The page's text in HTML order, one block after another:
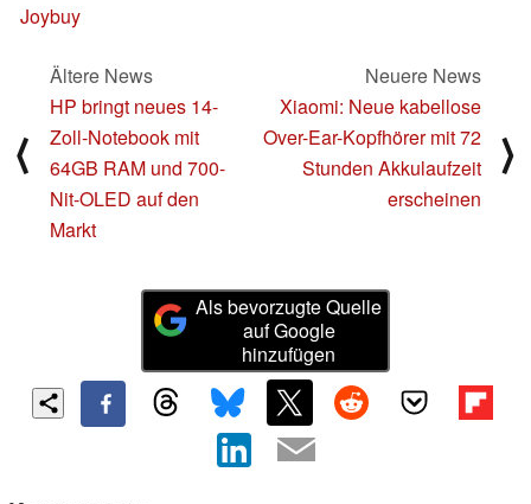
Joybuy
⟨
Ältere News
HP bringt neues 14-
Zoll-Notebook mit
64GB RAM und 700-
Nit-OLED auf den
Markt
Neuere News
Xiaomi: Neue kabellose
Over-Ear-Kopfhörer mit 72
Stunden Akkulaufzeit
erscheinen
⟩
Als bevorzugte Quelle
auf Google
hinzufügen